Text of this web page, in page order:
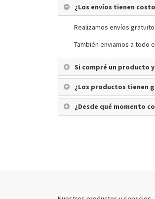
¿Los envíos tienen
Realizamos envíos
También enviamos a todo
Si compré un producto
¿Los productos tienen
¿Desde qué momento